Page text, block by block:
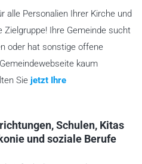
alle Personalien Ihrer Kirche und
Zielgruppe! Ihre Gemeinde sucht
oder hat sonstige offene
kaum
Sie jetzt Ihre
Schulen, Kitas
und soziale Berufe